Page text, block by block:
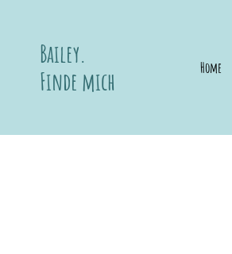
Bailey.
Finde mich
Home